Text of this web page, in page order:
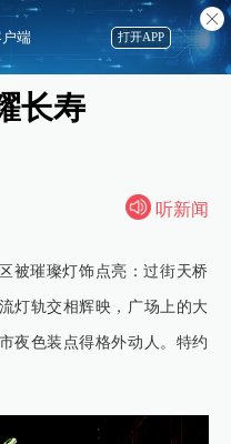
长寿
听新闻
被璀璨灯饰点亮：过街天桥
灯轨交相辉映，广场上的大
夜色装点得格外动人。特约
端 打开APP